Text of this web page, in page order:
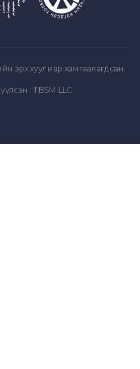
эрх хуулиар хамгаалагдсан.
: TBSM LLC